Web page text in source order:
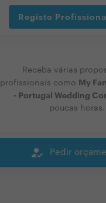
Registo Profissional
Receba várias
profissionais como My
- Portugal Wedding
poucas horas.
how_to_reg Pedir